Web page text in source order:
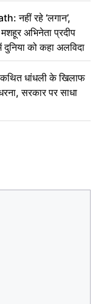
नहीं रहे ‘लगान’,
अभिनेता प्रदीप
को कहा अलविदा
धांधली के खिलाफ
सरकार पर साधा